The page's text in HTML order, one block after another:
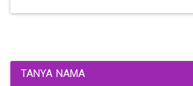
TANYA NAMA